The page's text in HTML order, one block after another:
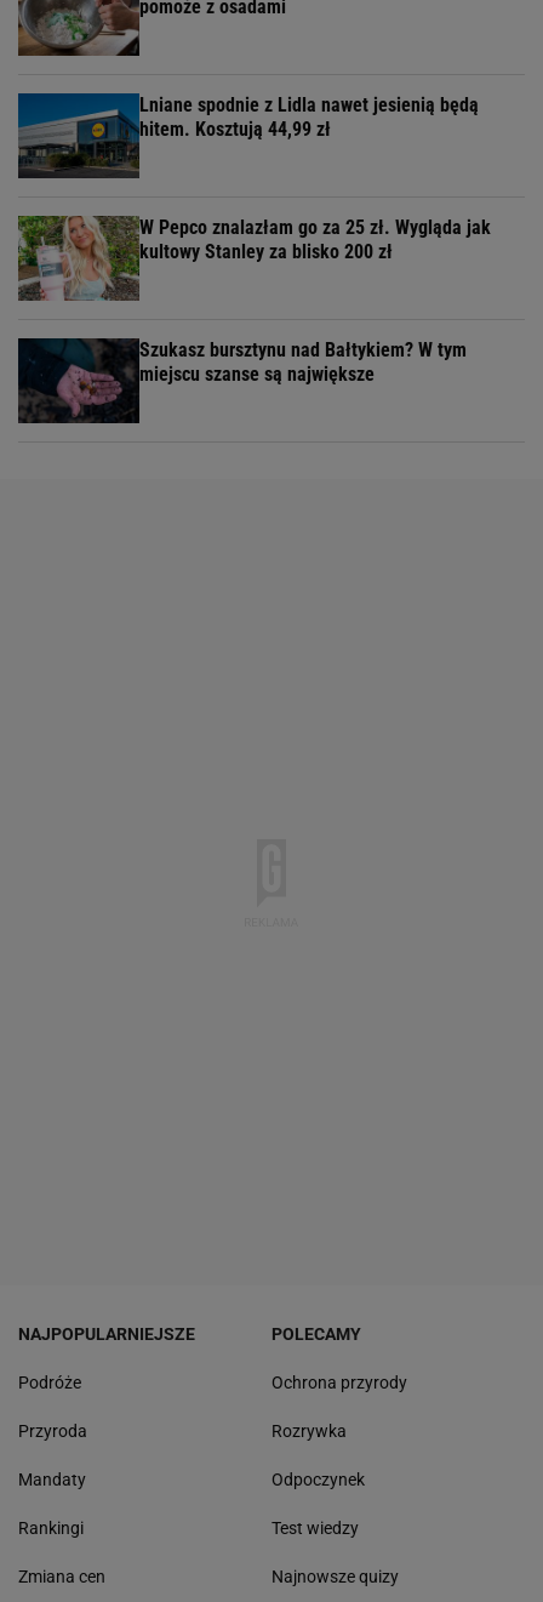
pomoże z osadami
Lniane spodnie z Lidla nawet jesienią będą
hitem. Kosztują 44,99 zł
W Pepco znalazłam go za 25 zł. Wygląda jak
kultowy Stanley za blisko 200 zł
Szukasz bursztynu nad Bałtykiem? W tym
miejscu szanse są największe
NAJPOPULARNIEJSZE
Podróże
Przyroda
Mandaty
Rankingi
Zmiana cen
POLECAMY
Ochrona przyrody
Rozrywka
Odpoczynek
Test wiedzy
Najnowsze quizy